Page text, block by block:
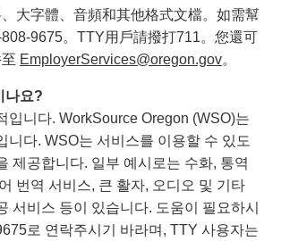
大字體、音頻和其他格式文檔。如需幫
9675。TTY用戶請撥打711。您還可
EmployerServices@oregon.gov。
나요?
입니다. WorkSource Oregon (WSO)는
니다. WSO는 서비스를 이용할 수 있도
제공합니다. 일부 예시로는 수화, 통역
번역 서비스, 큰 활자, 오디오 및 기타
서비스 등이 있습니다. 도움이 필요하시
로 연락주시기 바라며, TTY 사용자는